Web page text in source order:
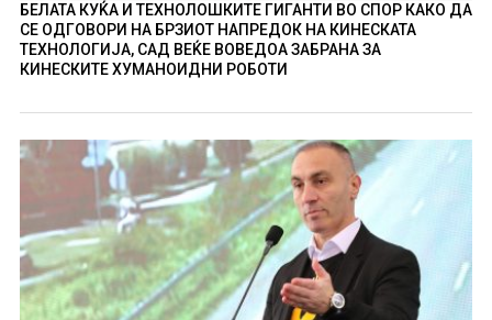
БЕЛАТА КУЌА И ТЕХНОЛОШКИТЕ ГИГАНТИ ВО СПОР КАКО ДА
СЕ ОДГОВОРИ НА БРЗИОТ НАПРЕДОК НА КИНЕСКАТА
ТЕХНОЛОГИЈА, САД ВЕЌЕ ВОВЕДОА ЗАБРАНА ЗА
КИНЕСКИТЕ ХУМАНОИДНИ РОБОТИ